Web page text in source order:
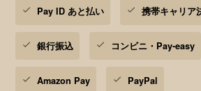
Pay ID あと払い 携帯キャリア
銀行振込 コンビニ・Pay-easy
Amazon Pay PayPal